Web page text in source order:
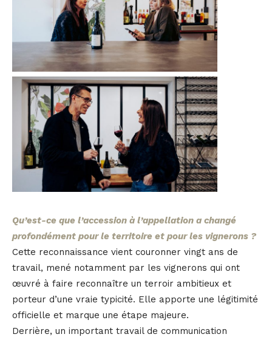
Qu’est-ce que l’accession à l’appellation a changé
profondément pour le territoire et pour les vignerons ?
Cette reconnaissance vient couronner vingt ans de
travail, mené notamment par les vignerons qui ont
œuvré à faire reconnaître un terroir ambitieux et
porteur d’une vraie typicité. Elle apporte une légitimité
officielle et marque une étape majeure.
Derrière, un important travail de communication